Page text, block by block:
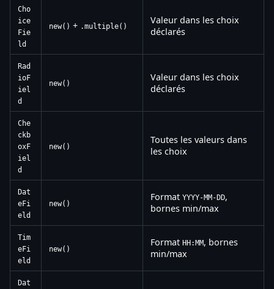
Cho
ice
Fie
ld
new() + .multiple()
Valeur dans les choix
déclarés
Rad
ioF
iel
d
new()
Valeur dans les choix
déclarés
Che
ckb
oxF
iel
d
new()
Toutes les valeurs dans
les choix
Dat
eFi
eld
new()
Format YYYY-MM-DD,
bornes min/max
Tim
eFi
eld
new()
Format HH:MM, bornes
min/max
Dat